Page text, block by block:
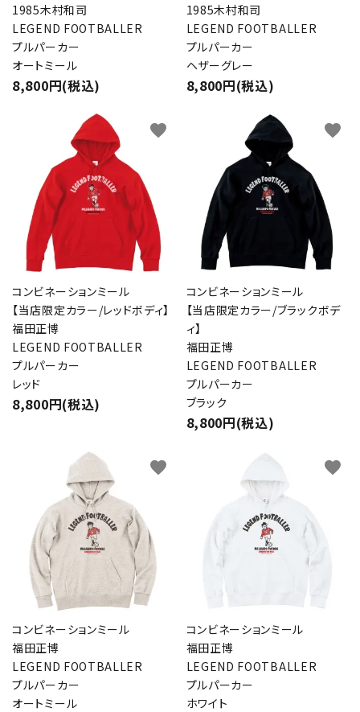
1985木村和司
LEGEND FOOTBALLER
プルパーカー
オートミール
8,800円(税込)
1985木村和司
LEGEND FOOTBALLER
プルパーカー
ヘザーグレー
8,800円(税込)
コンビネーションミール
【当店限定カラー/レッドボディ】
福田正博
LEGEND FOOTBALLER
プルパーカー
レッド
8,800円(税込)
favorite
コンビネーションミール
【当店限定カラー/ブラックボデ
ィ】
福田正博
LEGEND FOOTBALLER
プルパーカー
ブラック
8,800円(税込)
favorite
コンビネーションミール
福田正博
LEGEND FOOTBALLER
プルパーカー
オートミール
favorite
コンビネーションミール
福田正博
LEGEND FOOTBALLER
プルパーカー
ホワイト
favorite